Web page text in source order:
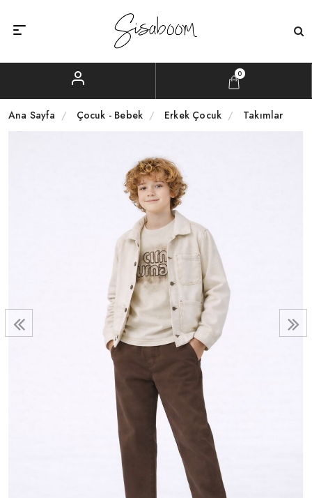
0
Ana Sayfa Çocuk - Bebek Erkek Çocuk Takımlar